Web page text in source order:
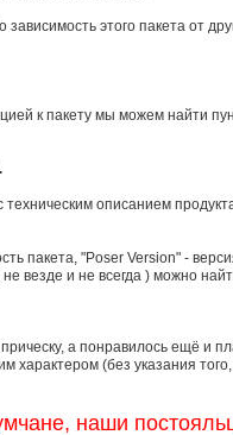
этого пакета от
к пакету мы можем найти
описанием
пакета, "Poser Version" -
не везде и не всегда ) можно
а понравилось ещё и
(без указания того,
наши